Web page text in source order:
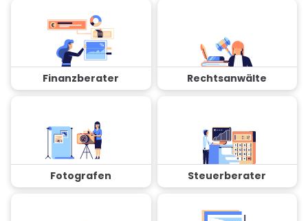
Finanzberater Rechtsanwälte
Fotografen Steuerberater